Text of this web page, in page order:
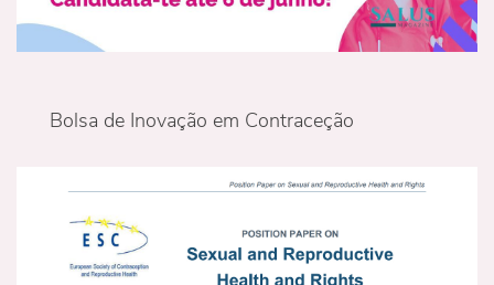
Bolsa de Inovação em Contraceção